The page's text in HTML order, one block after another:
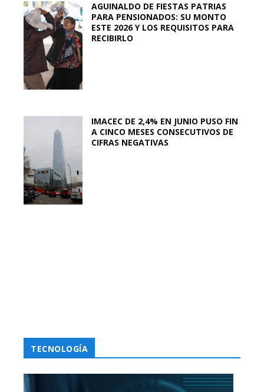
AGUINALDO DE FIESTAS PATRIAS
PARA PENSIONADOS: SU MONTO
ESTE 2026 Y LOS REQUISITOS PARA
RECIBIRLO
IMACEC DE 2,4% EN JUNIO PUSO FIN
A CINCO MESES CONSECUTIVOS DE
CIFRAS NEGATIVAS
TECNOLOGÍA